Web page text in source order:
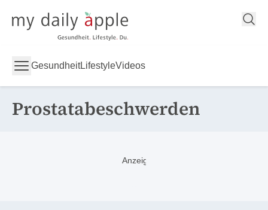
My Daily Apple
GesundheitLifestyleVideos
Prostatabeschwerden